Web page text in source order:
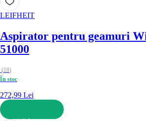
LEIFHEIT
Aspirator pentru geamuri
51000
(18)
În stoc
272,99 Lei